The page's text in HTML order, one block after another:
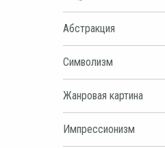
Абстракция
Символизм
Жанровая картина
Импрессионизм